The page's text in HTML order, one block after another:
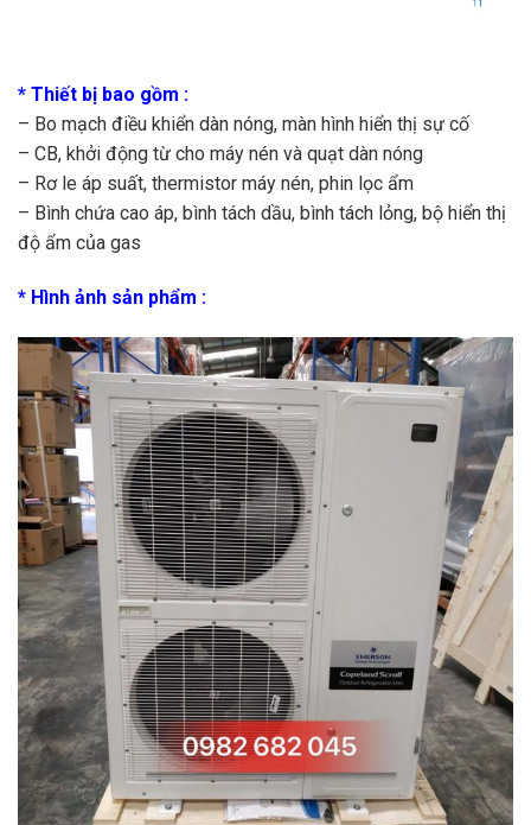
* Thiết bị bao gồm :
– Bo mạch điều khiển dàn nóng, màn hình hiển thị sự cố
– CB, khởi động từ cho máy nén và quạt dàn nóng
– Rơ le áp suất, thermistor máy nén, phin lọc ẩm
– Bình chứa cao áp, bình tách dầu, bình tách lỏng, bộ hiển thị
độ ẩm của gas
* Hình ảnh sản phẩm :